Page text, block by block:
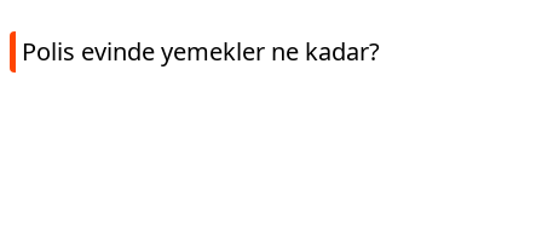
Polis evinde yemekler ne kadar?